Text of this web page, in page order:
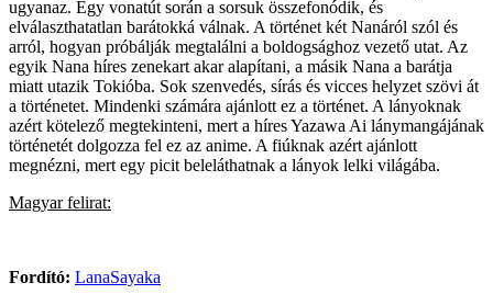
ugyanaz. Egy vonatút során a sorsuk összefonódik, és
elválaszthatatlan barátokká válnak. A történet két Nanáról szól és
arról, hogyan próbálják megtalálni a boldogsághoz vezető utat. Az
egyik Nana híres zenekart akar alapítani, a másik Nana a barátja
miatt utazik Tokióba. Sok szenvedés, sírás és vicces helyzet szövi át
a történetet. Mindenki számára ajánlott ez a történet. A lányoknak
azért kötelező megtekinteni, mert a híres Yazawa Ai lánymangájának
történetét dolgozza fel ez az anime. A fiúknak azért ajánlott
megnézni, mert egy picit beleláthatnak a lányok lelki világába.
Magyar felirat:
Fordító: LanaSayaka